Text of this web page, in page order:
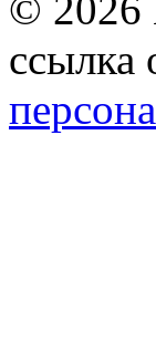
© 2026
ссылка